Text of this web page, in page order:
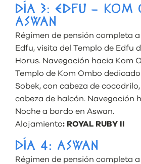
DÍA 3: EDFU – KOM
ASWAN
Régimen de pensión completa
Edfu, visita del Templo de Edfu
Horus. Navegación hacia Kom
Templo de Kom Ombo
Sobek, con cabeza de
cabeza de halcón. Navegación
Noche a bordo en Aswan.
Alojamiento: ROYAL RUBY II
DÍA 4: ASWAN
Régimen de pensión completa